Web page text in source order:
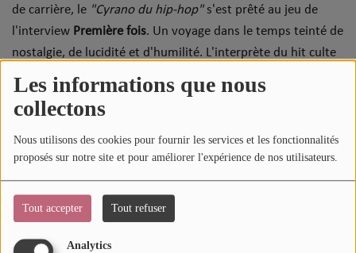
Les informations que nous
collectons
Nous utilisons des cookies pour fournir les services et les fonctionnalités
proposés sur notre site et pour améliorer l'expérience de nos utilisateurs.
Tout accepter Tout refuser
Analytics
URBAN CULTURE
Sport
Mode
Cinéma
Dossiers
AGENDA
de carrière, le "Cyrano du hip-hop"s'est prêté au jeu de
l'interview Première fois. Un voyage dans le temps teinté de
nostalgie, de lucidité et d'humilité. L'interprète du hit culte
"Mensongeur"
évoque notamment sa
sonpremier stressavec la musique.Ci-dessous,
l'interview Première Fois